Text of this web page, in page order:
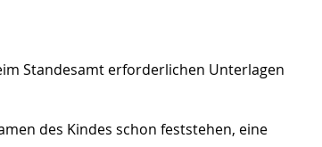
Standesamt erforderlichen Unterlagen
des Kindes schon feststehen, eine